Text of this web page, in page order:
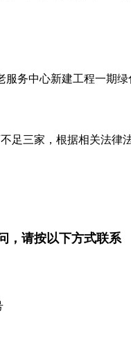
服务中心新建工程一期绿
足三家，根据相关法律
，请按以下方式联系